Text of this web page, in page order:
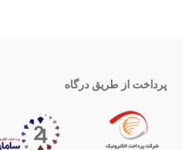
پرداخت از طریق درگاه